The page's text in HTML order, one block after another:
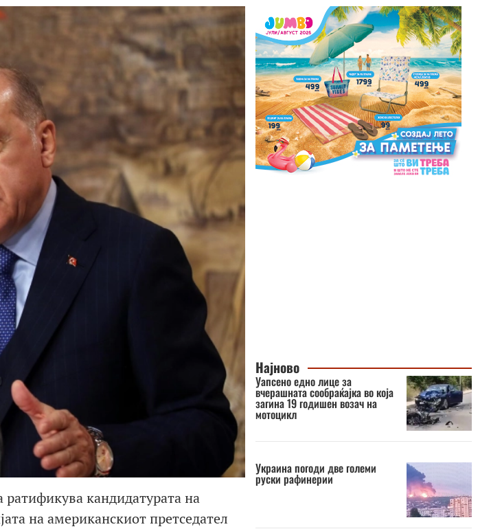
кандидатурата на
на американскиот претседател
Најново
Уапсено едно лице за
вчерашната сообраќајка во која
загина 19 годишен возач на
мотоцикл
Украина погоди две големи
руски рафинерии